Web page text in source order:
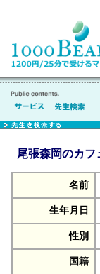
尾張森岡のカ
名前
生年月日
性別
国籍